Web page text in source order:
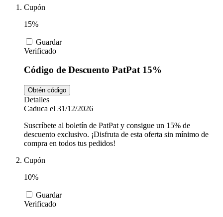
adidas
Vueling
Motos
Farmacia
Animales
Cupón
15%
Guardar
Verificado
Código de Descuento PatPat 15%
Obtén código
Detalles
Caduca el 31/12/2026
Suscríbete al boletín de PatPat y consigue un 15% de
descuento exclusivo. ¡Disfruta de esta oferta sin mínimo de
compra en todos tus pedidos!
Cupón
10%
Guardar
Verificado